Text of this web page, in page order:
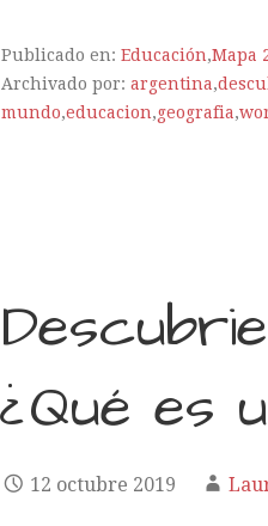
Publicado en: Educación,Mapa
Archivado por: argentina,
mundo,educacion,geografia,
¿Qué es
12 octubre 2019